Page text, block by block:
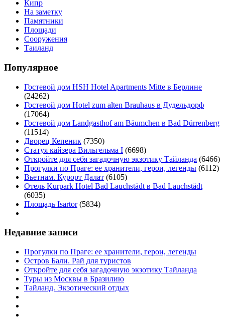
Кипр
На заметку
Памятники
Площади
Сооружения
Таиланд
Популярное
Гостевой дом HSH Hotel Apartments Mitte в Берлине
(24262)
Гостевой дом Hotel zum alten Brauhaus в Дудельдорф
(17064)
Гостевой дом Landgasthof am Bäumchen в Bad Dürrenberg
(11514)
Дворец Кепеник (7350)
Статуя кайзера Вильгельма I (6698)
Откройте для себя загадочную экзотику Тайланда (6466)
Прогулки по Праге: ее хранители, герои, легенды (6112)
Вьетнам. Курорт Далат (6105)
Отель Kurpark Hotel Bad Lauchstädt в Bad Lauchstädt
(6035)
Площадь Isartor(5834)
Недавние записи
Прогулки по Праге: ее хранители, герои, легенды
Остров Бали. Рай для туристов
Откройте для себя загадочную экзотику Тайланда
Туры из Москвы в Бразилию
Тайланд. Экзотический отдых